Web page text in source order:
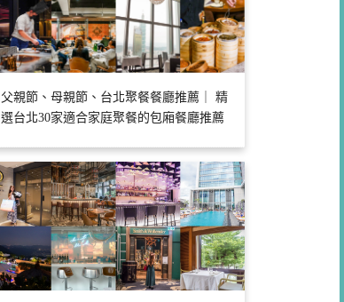
父親節、母親節、台北聚餐餐廳推薦｜ 精
選台北30家適合家庭聚餐的包廂餐廳推薦